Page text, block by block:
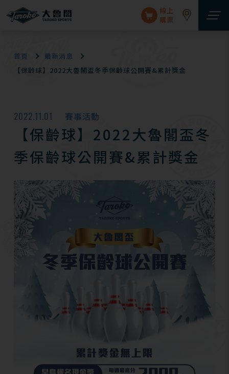
線上
購票
首頁
最新消息
【保齡球】2022大魯閣盃冬季保齡球公開賽&累計獎金
2022.11.01 賽事活動
【保齡球】2022大魯閣盃冬
季保齡球公開賽&累計獎金